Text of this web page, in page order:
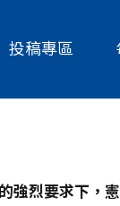
投稿專區
強烈要求下，